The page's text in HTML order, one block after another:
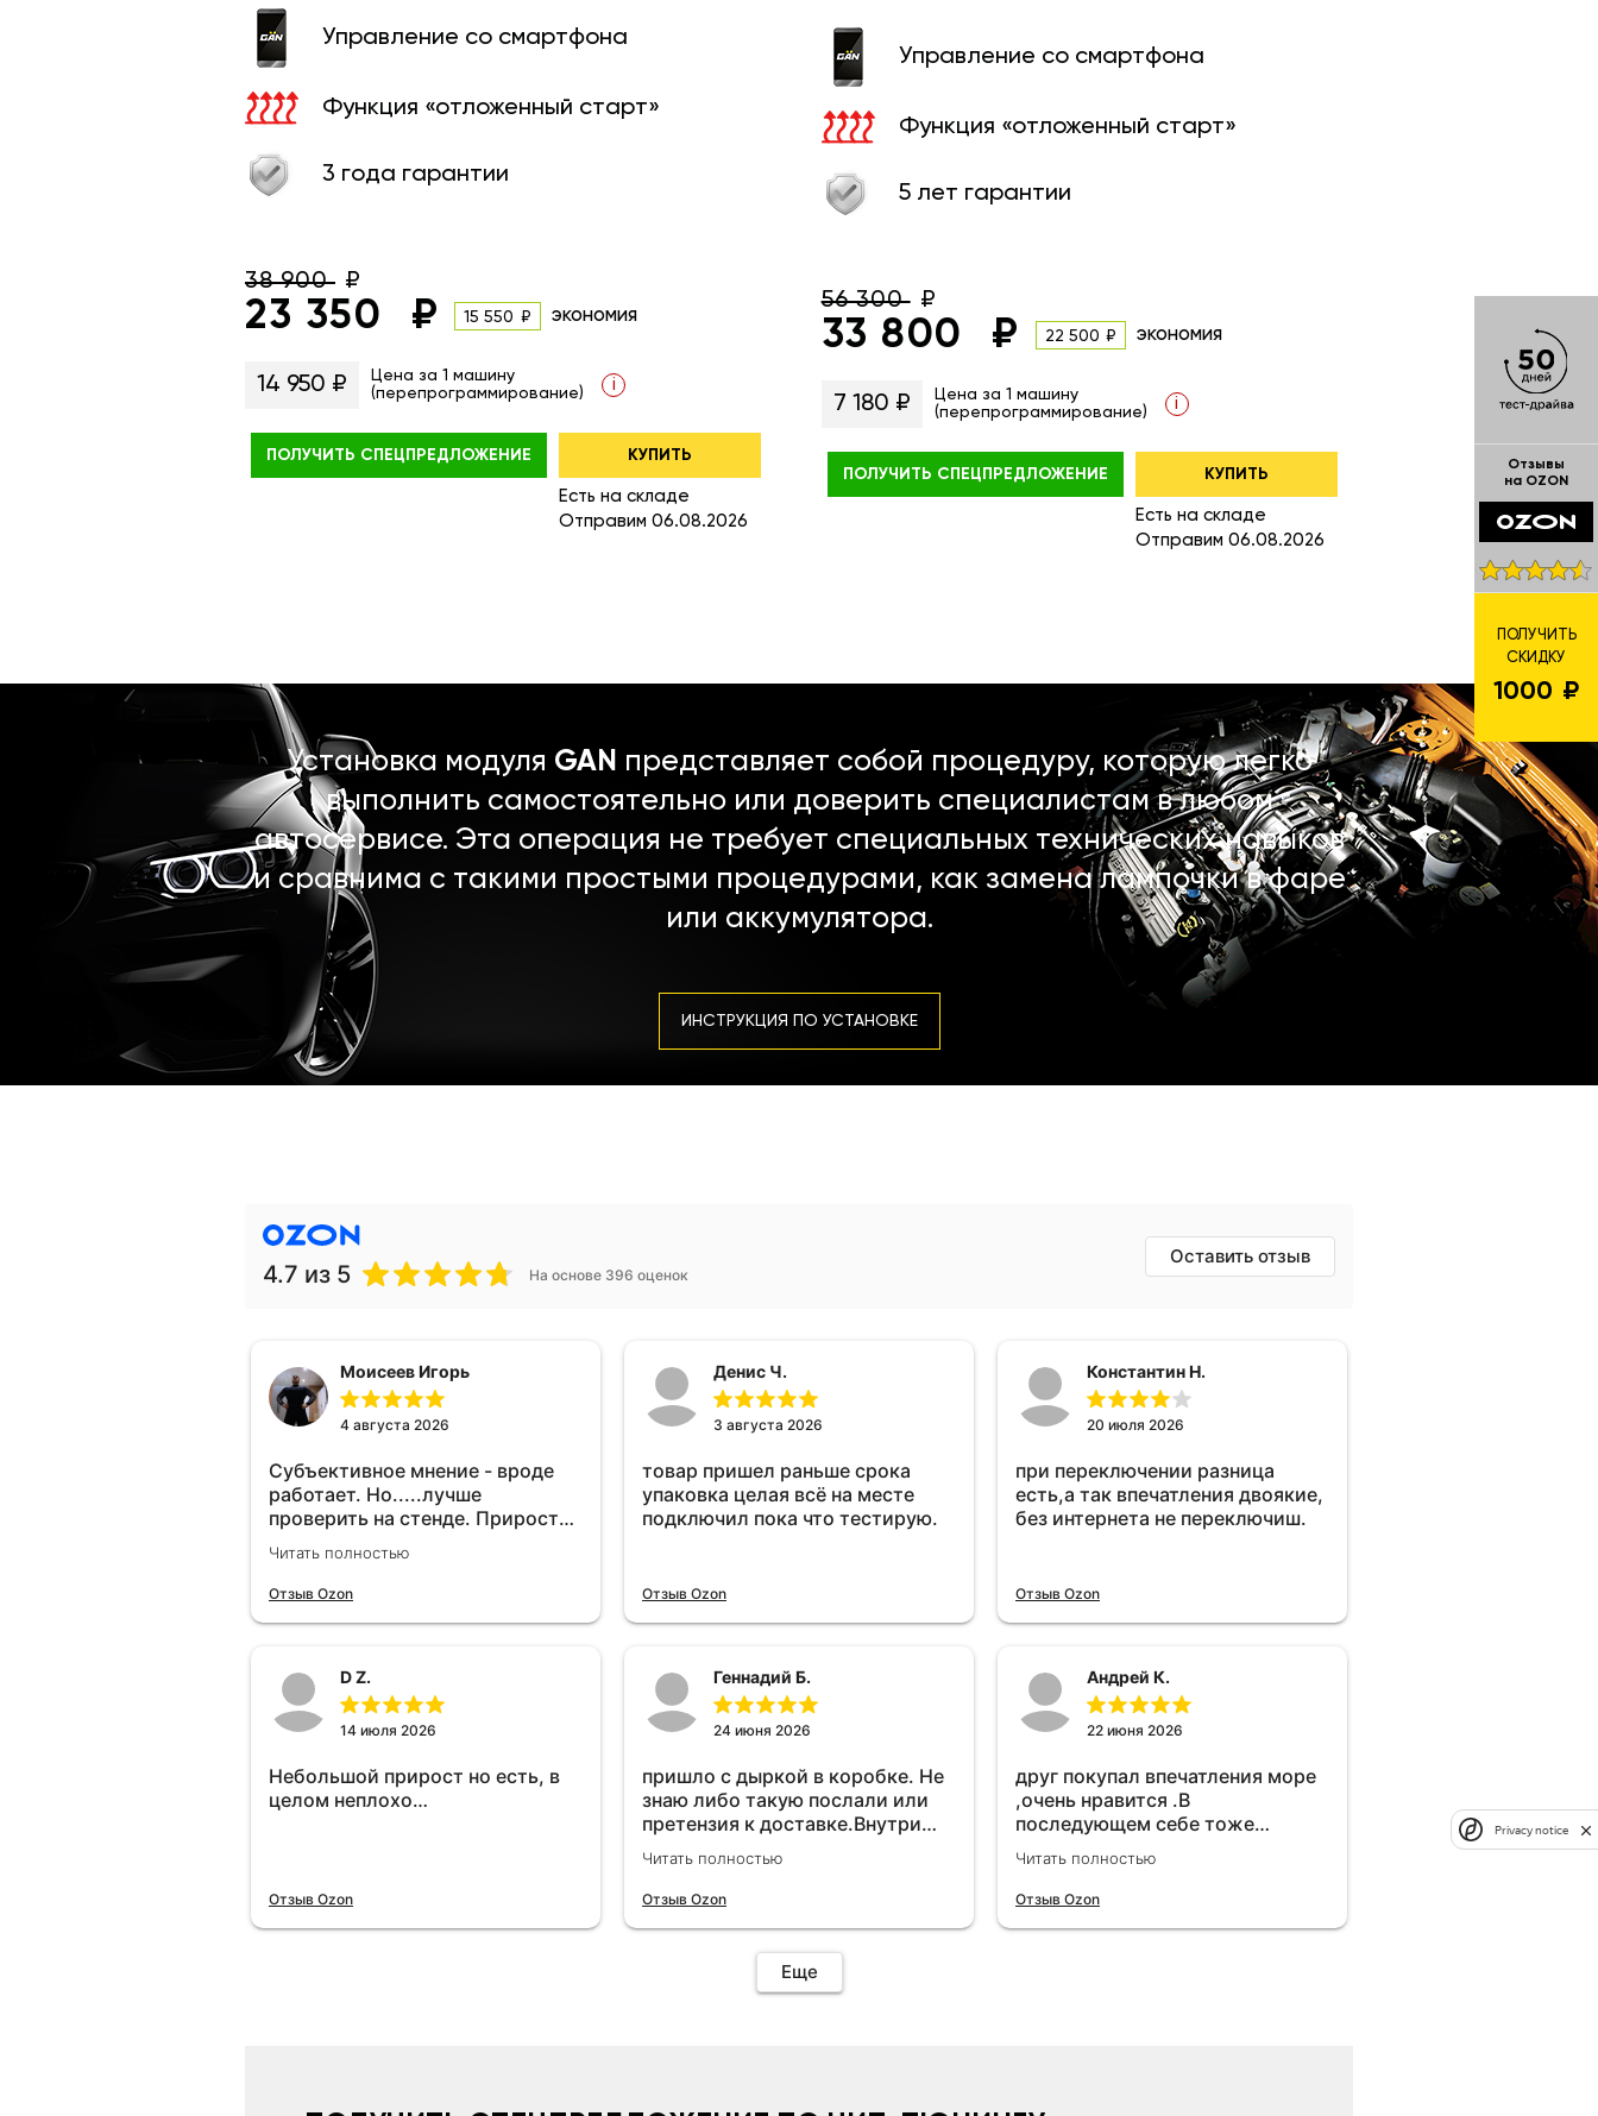
Управление со смартфона
Функция «отложенный старт»
5 лет гарантии
56 300
33 800 22 500 экономия
7 180 ₽
Цена за 1 машину
(перепрограммирование)
i
ПОЛУЧИТЬ СПЕЦПРЕДЛОЖЕНИЕ КУПИТЬ
Есть на складе
Отправим 06.08.2026
Управление со смартфона
Функция «отложенный старт»
3 года гарантии
38 900
23 350 15 550 экономия
14 950 ₽
Цена за 1 машину
(перепрограммирование)
i
ПОЛУЧИТЬ СПЕЦПРЕДЛОЖЕНИЕ КУПИТЬ
Есть на складе
Отправим 06.08.2026
Установка модуля GAN представляет собой процедуру, которую легко
выполнить самостоятельно или доверить специалистам в любом
автосервисе. Эта операция не требует специальных технических навыков
и сравнима с такими простыми процедурами, как замена лампочки в фаре
или аккумулятора.
ИНСТРУКЦИЯ ПО УСТАНОВКЕ
4.7 из 5 На основе 396 оценок
Оставить отзыв
Моисеев Игорь
4 августа 2026
Субъективное мнение - вроде
работает. Но.....лучше
проверить на стенде. Прирост
10-12% "на глаз" уловить очень
сложно. Покатаюсь, потом
отключу и посмотрю, что будет
Читать полностью
Отзыв Ozon
Денис Ч.
3 августа 2026
товар пришел раньше срока
упаковка целая всё на месте
подключил пока что тестирую.
Отзыв Ozon
Константин Н.
20 июля 2026
при переключении разница
есть,а так впечатления двоякие,
без интернета не переключиш.
Отзыв Ozon
D Z.
14 июля 2026
Небольшой прирост но есть, в
целом неплохо…
Отзыв Ozon
Геннадий Б.
24 июня 2026
пришло с дыркой в коробке. Не
знаю либо такую послали или
претензия к доставке.Внутри
вроде всё цело. С первого раза
установить не получается не
знаю может интернет дурит.
отзыв.Дополняю отзыв для
установки необходимо
устройства дополню позже ещё
Читать полностью
Отзыв Ozon
Андрей К.
22 июня 2026
друг покупал впечатления море
,очень нравится .В
последующем себе тоже
приобрел.Реально прибавляет
мощности!
Читать полностью
Отзыв Ozon
Еще
Отзывы
на OZON
ПОЛУЧИТЬ
СКИДКУ
1000
Privacy notice